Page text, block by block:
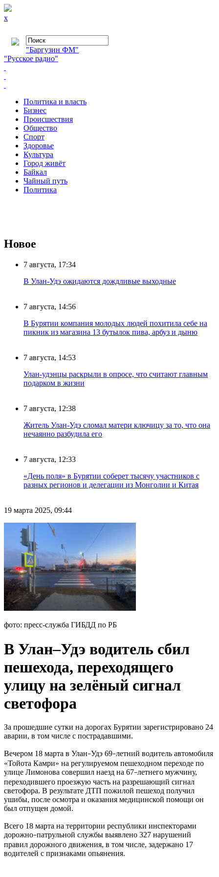
x
"Баргузин ФМ"
"Русское радио"
Политика и власть
Бизнес
Происшествия
Общество
Cпорт
Здоровье
Культура
Город живёт
Байкал
Чайный путь
Политика
Новое
7 августа, 17:34
В Улан-Удэ ожидаются дождливые выходные
7 августа, 14:56
В Бурятии компания молодых людей похитила себе на
пикник из магазина 13 бутылок пива, арбуз и дыню
7 августа, 14:53
Улан-удэнцы раскрыли в опросе, что считают главным
подарком в жизни
7 августа, 12:38
Житель Улан-Удэ сломал матери ключицу за то, что она
нечаянно разбудила его
7 августа, 12:33
«День поля» в Бурятии соберет тысячу участников с
разных регионов и делегации из Монголии и Китая
19 марта 2025, 09:44
фото: пресс-служба ГИБДД по РБ
В Улан–Удэ водитель сбил
пешехода, переходящего
улицу на зелёный сигнал
светофора
За прошедшие сутки на дорогах Бурятии зарегистрировано 24
аварии, в том числе с пострадавшими.
Вечером 18 марта в Улан–Удэ 69–летний водитель автомобиля
«Тойота Камри» на регулируемом пешеходном переходе по
улице Лимонова совершил наезд на 67–летнего мужчину,
переходившего проезжую часть на разрешающий сигнал
светофора. В результате ДТП пожилой пешеход получил
ушибы, после осмотра и оказания медицинской помощи он
был отпущен домой.
Всего 18 марта на территории республики инспекторами
дорожно–патрульной службы выявлено 327 нарушений
правил дорожного движения, в том числе, задержано 17
водителей с признаками опьянения.